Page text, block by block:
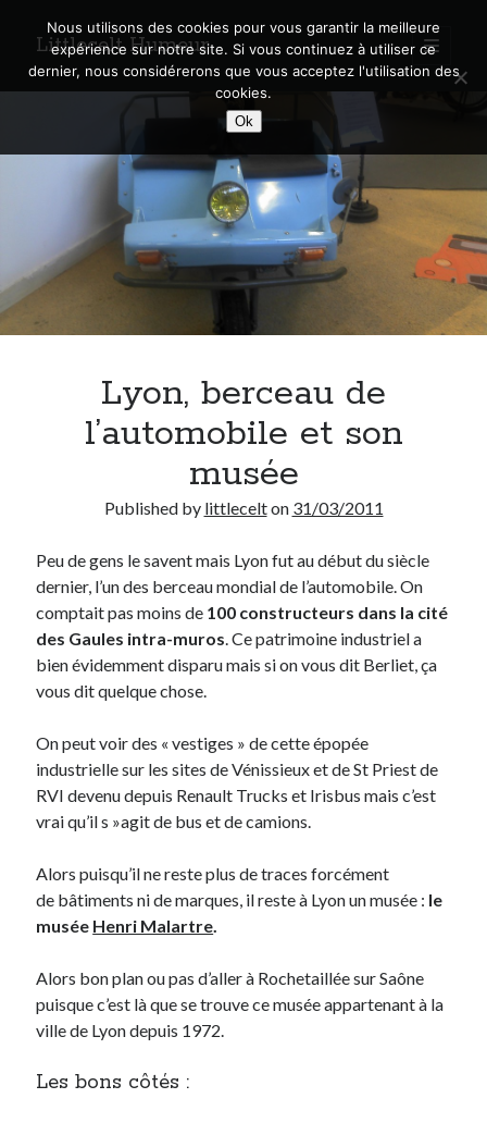
Littlecelt Humeur
open
primary
menu
Sidebar
Derniers articles
Municipales 2026 : Lyon, Métropole et Caluire, mon choix pour l’avenir
Quel Lyonnais es-tu, Renaud Ducher ?
A quand une véritable place pour le vélo à Caluire dans la Métropole de
Entretien ménager dansT’as vu quoi ? #52
JFdansC’était pas mieux avant… à Lyon
littleceltdansComment j’ai opéré ma vélorution toute personnelle
AnthonydansComment j’ai opéré ma vélorution toute personnelle
Renaud Ducherdans Comment j’ai opéré ma vélorution toute
personnelle
Commentaires récents
Entretien ménagerdansT’as vu quoi ? #52
littleceltdansComment j’ai opéré ma vélorution toute personnelle
AnthonydansComment j’ai opéré ma vélorution toute personnelle
Renaud DucherdansComment j’ai opéré ma vélorution toute
On parle de quoi ?
Bon plan du dimanche
Lyon, berceau de
l’automobile et son
musée
Published by littlecelton 31/03/2011
Peu de gens le savent mais Lyon fut au début du siècle
dernier, l’un des berceau mondial de l’automobile. On
comptait pas moins de 100 constructeurs dans la cité
des Gaules intra-muros. Ce patrimoine industriel a
bien évidemment disparu mais si on vous dit Berliet, ça
vous dit quelque chose.
On peut voir des « vestiges » de cette épopée
industrielle sur les sites de Vénissieux et de St Priest de
RVI devenu depuis Renault Trucks et Irisbus mais c’est
vrai qu’il s »agit de bus et de camions.
Alors puisqu’il ne reste plus de traces forcément
de bâtiments ni de marques, il reste à Lyon un musée : le
musée Henri Malartre.
Alors bon plan ou pas d’aller à Rochetaillée sur Saône
puisque c’est là que se trouve ce musée appartenant à la
ville de Lyon depuis 1972.
Les bons côtés :
Nous utilisons des cookies pour vous garantir la meilleure
expérience sur notre site. Si vous continuez à utiliser ce
dernier, nous considérerons que vous acceptez l'utilisation des
cookies.
Ok